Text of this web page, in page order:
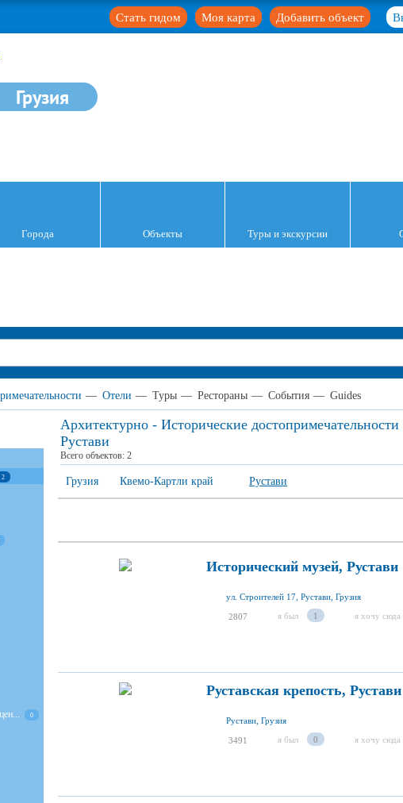
Добавить объект
Моя карта
Стать гидом
Грузия
Города Объекты Туры и экскурсии
— Отели — Туры — Рестораны — События — Guides
Архитектурно - Исторические достопримечательности
Рустави
Всего объектов: 2
Грузия Квемо-Картли край Рустави
Исторический музей, Рустави
ул. Строителей 17, Рустави, Грузия
2807 я был 1 я хочу сюда
Руставская крепость, Рустави
Рустави, Грузия
3491 я был 0 я хочу сюда
2
0